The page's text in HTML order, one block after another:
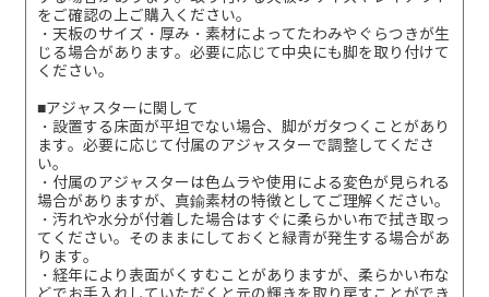
をご確認の上ご購入ください。
・天板のサイズ・厚み・素材によってたわみやぐらつきが生
じる場合があります。必要に応じて中央にも脚を取り付けて
ください。
■アジャスターに関して
・設置する床面が平坦でない場合、脚がガタつくことがあり
ます。必要に応じて付属のアジャスターで調整してくださ
い。
・付属のアジャスターは色ムラや使用による変色が見られる
場合がありますが、真鍮素材の特徴としてご理解ください。
・汚れや水分が付着した場合はすぐに柔らかい布で拭き取っ
てください。そのままにしておくと緑青が発生する場合があ
ります。
・経年により表面がくすむことがありますが、柔らかい布な